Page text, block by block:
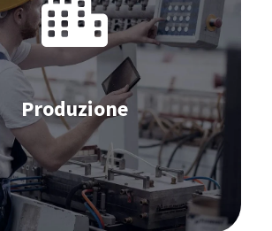
Produzione
S&OP
APS
Inventario
Gestione dei fornitori
Scopri di più